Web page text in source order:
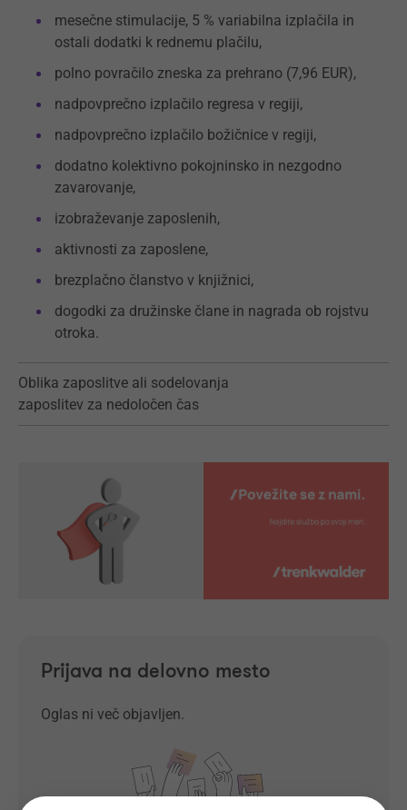
mesečne stimulacije, 5 % variabilna izplačila in
ostali dodatki k rednemu plačilu,
polno povračilo zneska za prehrano (7,96 EUR),
nadpovprečno izplačilo regresa v regiji,
nadpovprečno izplačilo božičnice v regiji,
dodatno kolektivno pokojninsko in nezgodno
zavarovanje,
izobraževanje zaposlenih,
aktivnosti za zaposlene,
brezplačno članstvo v knjižnici,
dogodki za družinske člane in nagrada ob rojstvu
otroka.
Oblika zaposlitve ali sodelovanja
zaposlitev za nedoločen čas
Prijava na delovno mesto
Oglas ni več objavljen.